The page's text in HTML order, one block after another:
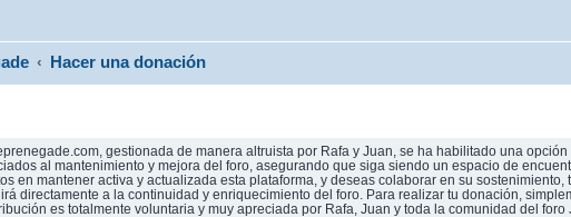
Hacer una donación
gestionada de manera altruista por Rafa y Juan, se ha habilitado una
al mantenimiento y mejora del foro, asegurando que siga siendo un espacio de
en mantener activa y actualizada esta plataforma, y deseas colaborar en su
directamente a la continuidad y enriquecimiento del foro. Para realizar tu donación,
es totalmente voluntaria y muy apreciada por Rafa, Juan y toda la comunidad del